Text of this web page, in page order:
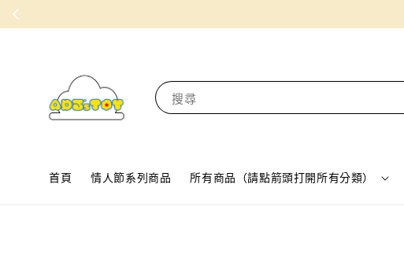
搜尋
首頁 情人節系列商品 所有商品（請點箭頭打開所有分類）